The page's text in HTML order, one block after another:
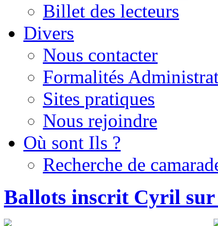
Billet des lecteurs
Divers
Nous contacter
Formalités
Sites pratiques
Nous rejoindre
Où sont Ils ?
Recherche de
Ballots inscrit Cyril